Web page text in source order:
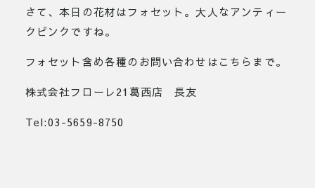
さて、本日の花材はフォセット。大人なアンティー
クピンクですね。
フォセット含め各種のお問い合わせはこちらまで。
株式会社フローレ21葛西店 長友
Tel:03-5659-8750